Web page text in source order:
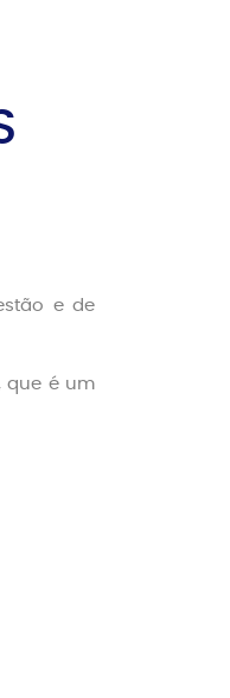
e de
que é um